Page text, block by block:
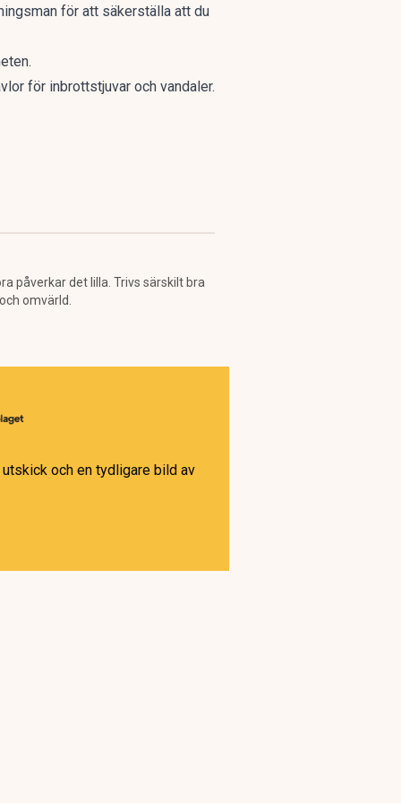
för att säkerställa att du
för inbrottstjuvar och vandaler.
påverkar det lilla. Trivs särskilt bra
omvärld.
och en tydligare bild av